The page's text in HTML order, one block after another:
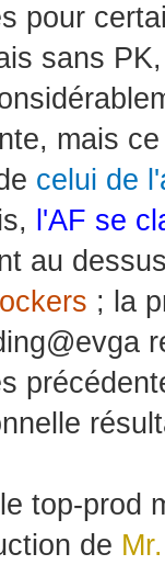
pour
sans
mais
celui de
l'AF se
au
; la
top-prod
de